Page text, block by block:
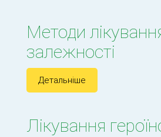
Методи
залежності
Детальніше
Лікування